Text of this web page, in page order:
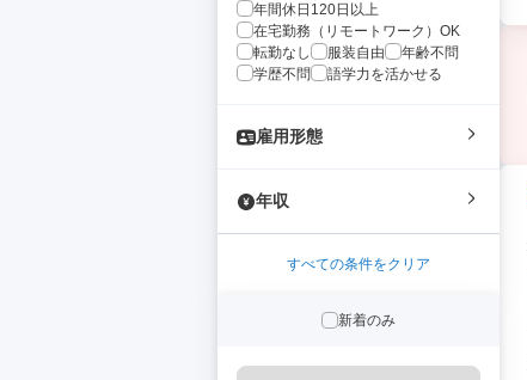
年間休日120日以上
在宅勤務（リモートワーク）OK
転勤なし
服装自由
年齢不問
学歴不問
語学力を活かせる
雇用形態
年収
すべての条件をクリア
新着のみ